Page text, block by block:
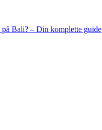
på Bali? – Din komplette guide